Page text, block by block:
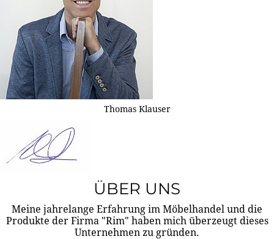
Thomas Klauser
ÜBER UNS
Meine jahrelange Erfahrung im Möbelhandel und die
Produkte der Firma "Rim" haben mich überzeugt dieses
Unternehmen zu gründen.